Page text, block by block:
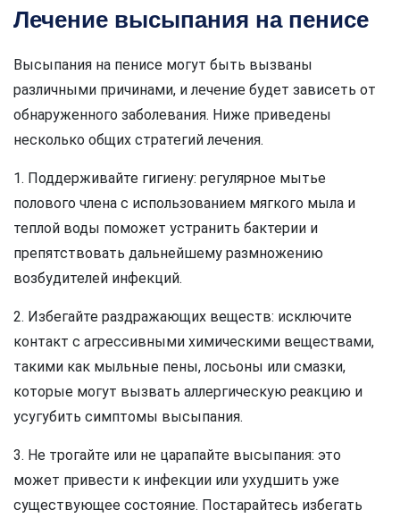
Лечение высыпания на пенисе
Высыпания на пенисе могут быть вызваны
различными причинами, и лечение будет зависеть от
обнаруженного заболевания. Ниже приведены
несколько общих стратегий лечения.
1. Поддерживайте гигиену: регулярное мытье
полового члена с использованием мягкого мыла и
теплой воды поможет устранить бактерии и
препятствовать дальнейшему размножению
возбудителей инфекций.
2. Избегайте раздражающих веществ: исключите
контакт с агрессивными химическими веществами,
такими как мыльные пены, лосьоны или смазки,
которые могут вызвать аллергическую реакцию и
усугубить симптомы высыпания.
3. Не трогайте или не царапайте высыпания: это
может привести к инфекции или ухудшить уже
существующее состояние. Постарайтесь избегать